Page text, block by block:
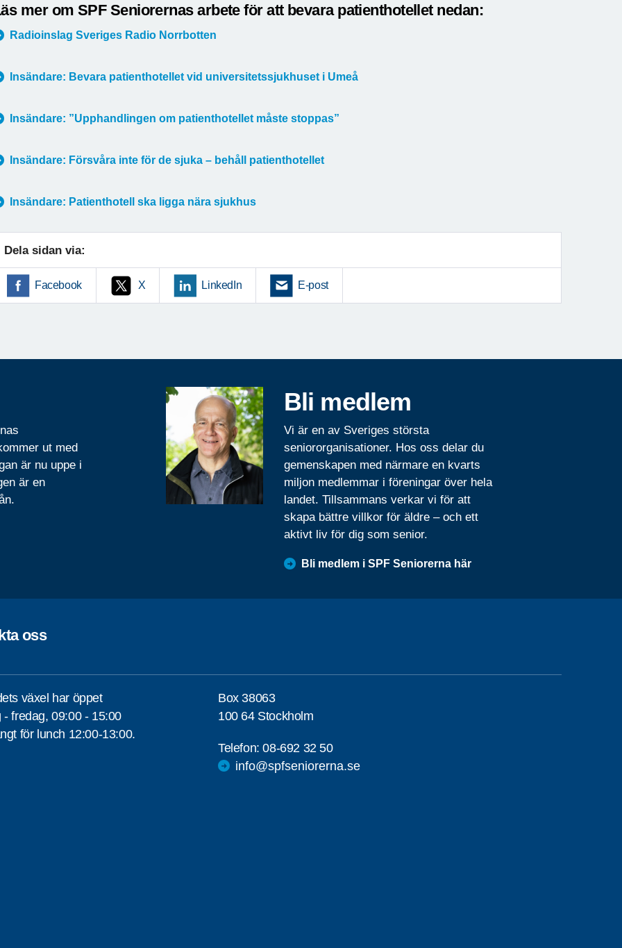
mer om SPF Seniorernas arbete för att bevara patienthotellet nedan:
Radioinslag Sveriges Radio Norrbotten
Insändare: Bevara patienthotellet vid universitetssjukhuset i Umeå
Insändare: ”Upphandlingen om patienthotellet måste stoppas”
Insändare: Försvåra inte för de sjuka – behåll patienthotellet
Insändare: Patienthotell ska ligga nära sjukhus
Dela sidan via:
Facebook X LinkedIn E-post
ut med
är nu uppe i
är en
Bli medlem
Vi är en av Sveriges största
seniororganisationer. Hos oss delar du
gemenskapen med närmare en kvarts
miljon medlemmar i föreningar över hela
landet. Tillsammans verkar vi för att
skapa bättre villkor för äldre – och ett
aktivt liv för dig som senior.
Bli medlem i SPF Seniorerna här
oss
växel har öppet
- fredag, 09:00 - 15:00
för lunch 12:00-13:00.
Box 38063
100 64 Stockholm
Telefon:08-692 32 50
info@spfseniorerna.se